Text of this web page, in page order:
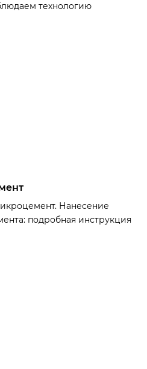
технологию
Нанесение
подробная инструкция